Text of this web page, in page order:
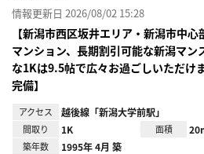
情報更新日 2026/08/02 15:28
【新潟市西区坂井エリア・新潟市中
マンション、長期割引可能な新潟マ
な1Kは9.5帖で広々お過ごしいただ
完備】
アクセス 越後線「新潟大学前駅」
間取り 1K 面積
築年数 1995年 4月 築